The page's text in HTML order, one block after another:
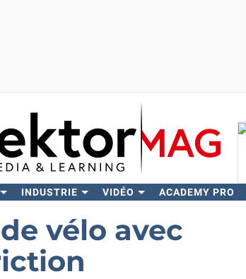
INDUSTRIE VIDÉO ACADEMY PRO
vélo avec